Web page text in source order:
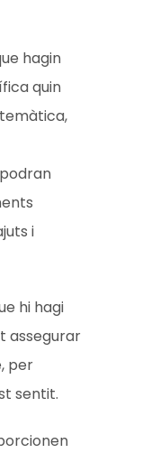
hagin
quin
i
hi hagi
assegurar
per
sentit.